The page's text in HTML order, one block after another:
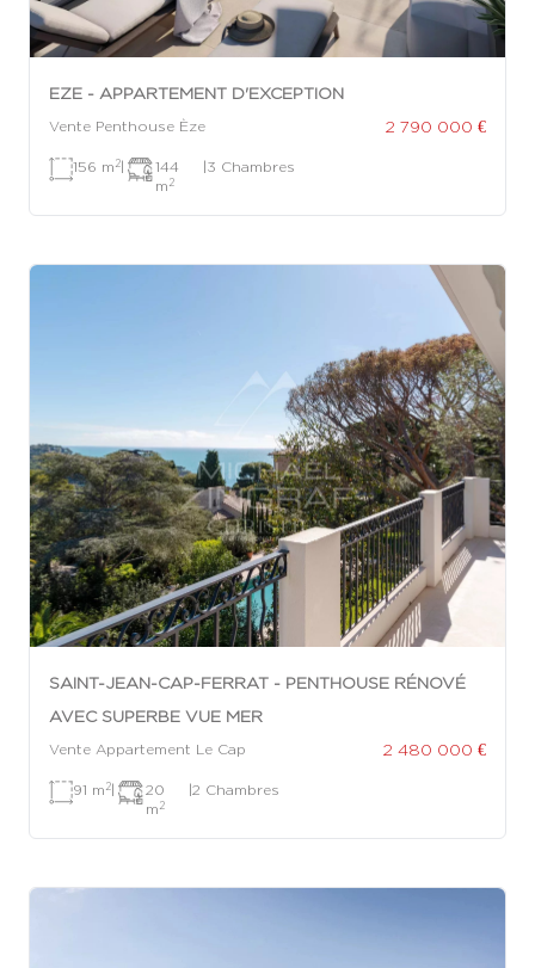
EZE - APPARTEMENT D'EXCEPTION
Vente Penthouse Èze 2 790 000 €
156 m 2|
144
m 2
|3 Chambres
SAINT-JEAN-CAP-FERRAT - PENTHOUSE RÉNOVÉ
AVEC SUPERBE VUE MER
Vente Appartement Le Cap 2 480 000 €
91 m 2|
20
m 2
|2 Chambres